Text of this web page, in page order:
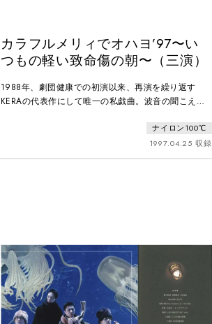
カラフルメリィでオハヨ’97〜い
つもの軽い致命傷の朝〜（三演）
1988年、劇団健康での初演以来、再演を繰り返す
KERAの代表作にして唯一の私戯曲。波音の聞こえる
い仲間の患者達と脱走計画を企てている。そんな患者
達を阻止しようとする医者や看護婦たち。彼等はスパ
イで、患者を逃がさないように見張っている。だが患
ナイロン100℃
1997.04.25 収録